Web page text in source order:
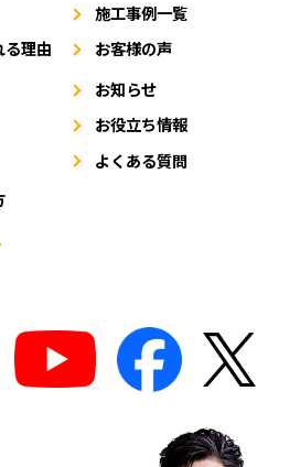
る理由
施工事例一覧
お客様の声
お知らせ
お役立ち情報
よくある質問